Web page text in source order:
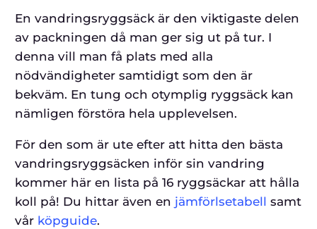
En vandringsryggsäck är den viktigaste delen
av packningen då man ger sig ut på tur. I
denna vill man få plats med alla
nödvändigheter samtidigt som den är
bekväm. En tung och otymplig ryggsäck kan
nämligen förstöra hela upplevelsen.
För den som är ute efter att hitta den bästa
vandringsryggsäcken inför sin vandring
kommer här en lista på 16 ryggsäckar att hålla
koll på! Du hittar även en jämförlsetabell samt
vår köpguide.